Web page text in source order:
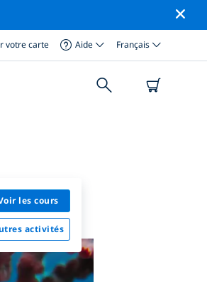
votre carte Aide Français
les cours
activités